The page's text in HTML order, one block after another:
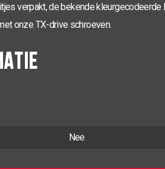
verpakt, de bekende kleurgecodeerde
onze TX-drive schroeven.
Nee